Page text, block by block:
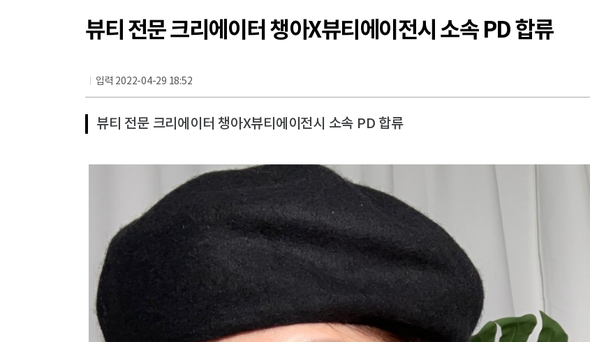
뷰티 전문 크리에이터 챙아X뷰티에이전시 소속 PD 합류
입력 2022-04-29 18:52
뷰티 전문 크리에이터 챙아X뷰티에이전시 소속 PD 합류